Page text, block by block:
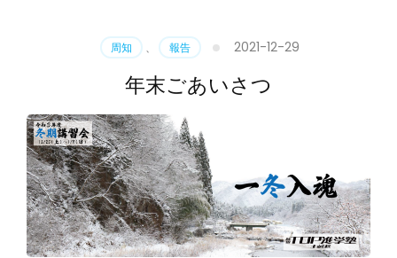
周知 、 報告 2021-12-29
年末ごあいさつ